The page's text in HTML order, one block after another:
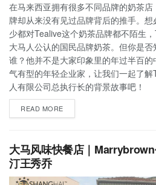
在马来西亚拥有很多不同品牌的奶茶
牌却从来没有见过品牌背后的推手。
少都对Tealive这个奶茶品牌都不陌生
大马人公认的国民品牌奶茶。但你是
谁？他并不是大家印象里的年过半百
气有型的年轻企业家，让我们一起了
人有限公司总执行长的背景故事吧！
READ MORE
大马风味快餐店｜
汀王秀乔